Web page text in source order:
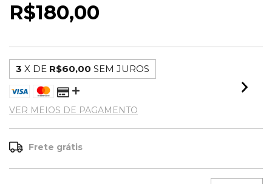
R$180,00
3 X DE R$60,00 SEM JUROS
VER MEIOS DE PAGAMENTO
Frete grátis